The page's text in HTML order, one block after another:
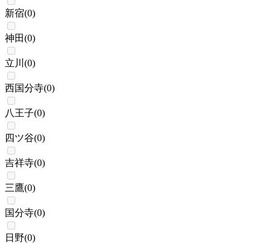
新宿(0)
神田(0)
立川 (0)
西国分寺(0)
八王子(0)
四ツ谷(0)
吉祥寺(0)
三鷹(0)
国分寺(0)
日野(0)